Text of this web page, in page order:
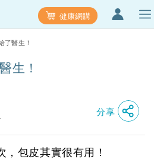
健康網購
了醫生！
生！
分享
包皮其實很有用！